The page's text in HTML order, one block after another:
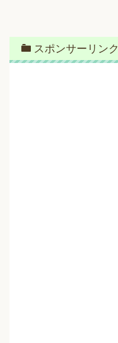
スポンサーリンク